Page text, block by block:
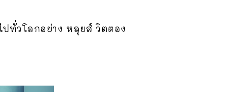
ทั่วโลกอย่าง หลุยส์ วิตตอง